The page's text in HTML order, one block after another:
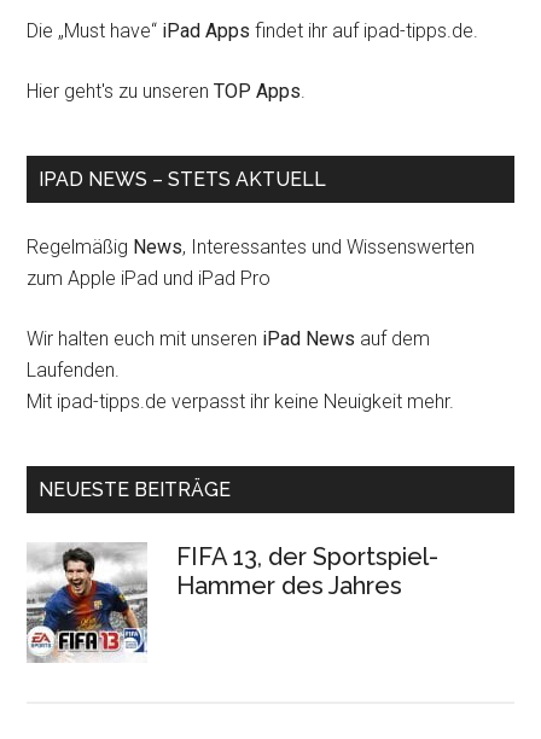
Die „Must have“ iPad Apps findet ihr auf ipad-tipps.de.
Hier geht's zu unserenTOP Apps.
IPAD NEWS – STETS AKTUELL
Regelmäßig News, Interessantes und Wissenswerten
zum Apple iPad und iPad Pro
Wir halten euch mit unseren iPad News auf dem
Laufenden.
Mit ipad-tipps.de verpasst ihr keine Neuigkeit mehr.
NEUESTE BEITRÄGE
FIFA 13, der Sportspiel-
Hammer des Jahres